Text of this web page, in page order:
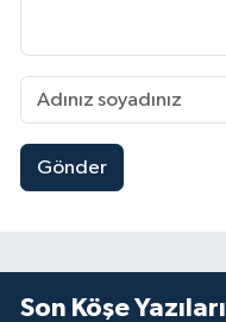
Gönder
Son Köşe Yazıları